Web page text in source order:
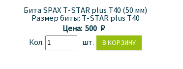
Бита SPAX T-STAR plus T40 (50 мм)
Размер биты: T-STAR plus T40
Цена: 500 
Кол.
шт.